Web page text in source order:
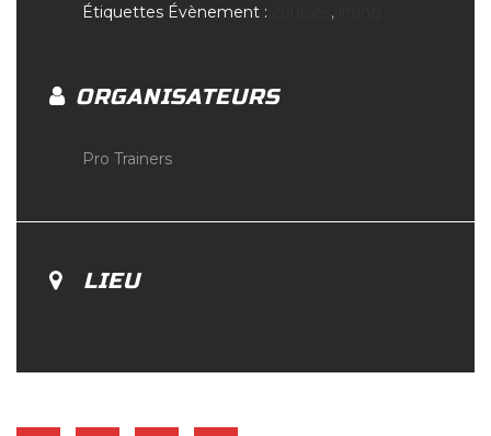
Étiquettes Évènement :
,
ORGANISATEURS
Pro Trainers
LIEU